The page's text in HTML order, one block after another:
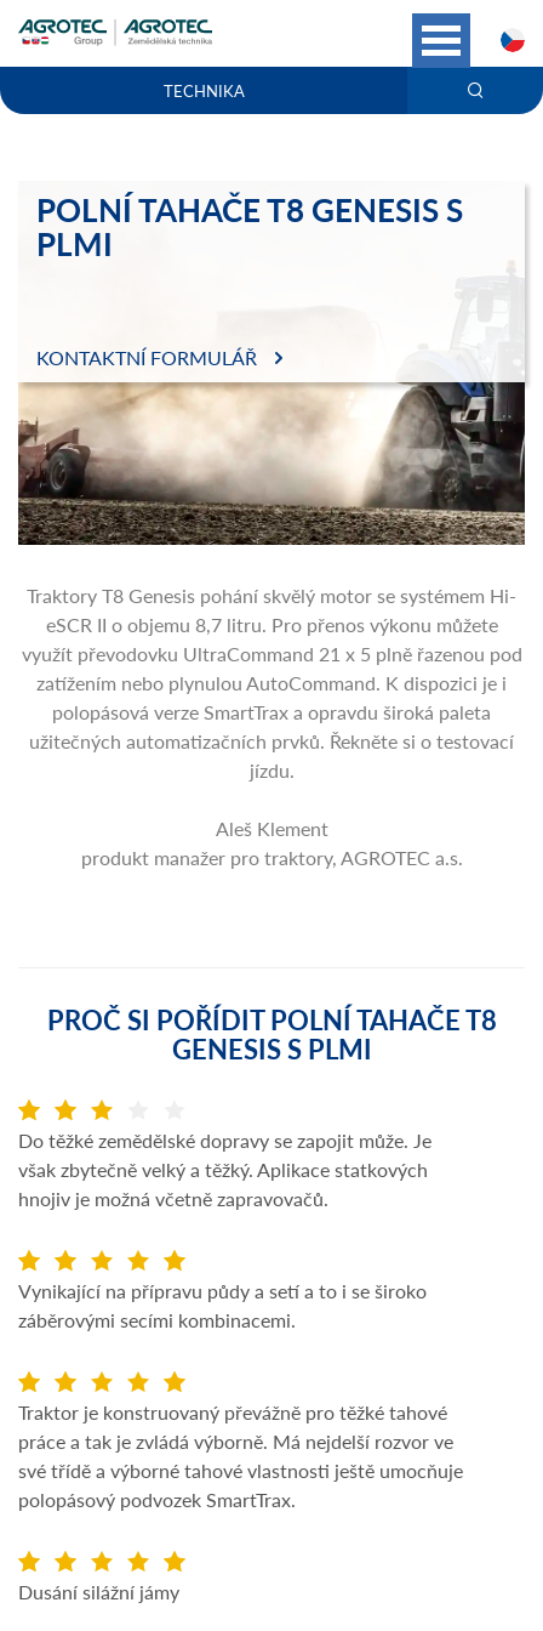
TECHNIKA
POLNÍ TAHAČE T8 GENESIS S
PLMI
KONTAKTNÍ FORMULÁŘ
Traktory T8 Genesis pohání skvělý motor se systémem Hi-
eSCR II o objemu 8,7 litru. Pro přenos výkonu můžete
využít převodovku UltraCommand 21 x 5 plně řazenou pod
zatížením nebo plynulou AutoCommand. K dispozici je i
polopásová verze SmartTrax a opravdu široká paleta
užitečných automatizačních prvků. Řekněte si o testovací
jízdu.
Aleš Klement
produkt manažer pro traktory, AGROTEC a.s.
PROČ SI POŘÍDIT POLNÍ TAHAČE T8
GENESIS S PLMI
Do těžké zemědělské dopravy se zapojit může. Je
však zbytečně velký a těžký. Aplikace statkových
hnojiv je možná včetně zapravovačů.
Vynikající na přípravu půdy a setí a to i se široko
záběrovými secími kombinacemi.
Traktor je konstruovaný převážně pro těžké tahové
práce a tak je zvládá výborně. Má nejdelší rozvor ve
své třídě a výborné tahové vlastnosti ještě umocňuje
polopásový podvozek SmartTrax.
Dusání silážní jámy